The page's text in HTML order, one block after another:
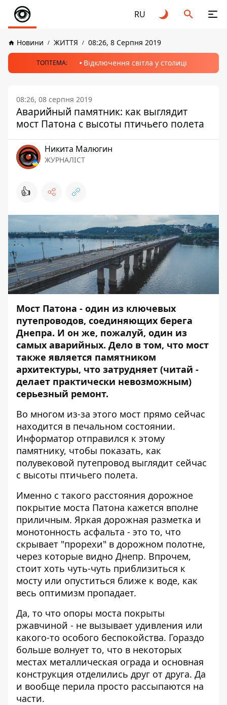
RU
Новини ЖИТТЯ 08:26, 8 Серпня 2019
ТОПТЕМА: Відключення світла у столиці
08:26, 08 серпня 2019
Аварийный памятник: как выглядит
мост Патона с высоты птичьего полета
Никита Малюгин
ЖУРНАЛІСТ
👍
Мост Патона - один из ключевых
путепроводов, соединяющих берега
Днепра. И он же, пожалуй, один из
самых аварийных. Дело в том, что мост
также является памятником
архитектуры, что затрудняет (читай -
делает практически невозможным)
серьезный ремонт.
Во многом из-за этого мост прямо сейчас
находится в печальном состоянии.
Информатор отправился к этому
памятнику, чтобы показать, как
полувековой путепровод выглядит сейчас
с высоты птичьего полета.
Именно с такого расстояния дорожное
покрытие моста Патона кажется вполне
приличным. Яркая дорожная разметка и
монотонность асфальта - это то, что
скрывает "прорехи" в дорожном полотне,
через которые видно Днепр. Впрочем,
стоит хоть чуть-чуть приблизиться к
мосту или опуститься ближе к воде, как
весь оптимизм пропадает.
Да, то что опоры моста покрыты
ржавчиной - не вызывает удивления или
какого-то особого беспокойства. Гораздо
больше волнует то, что в некоторых
местах металлическая ограда и основная
конструкция отделились друг от друга. Да
и вообще перила просто рассыпаются на
части.